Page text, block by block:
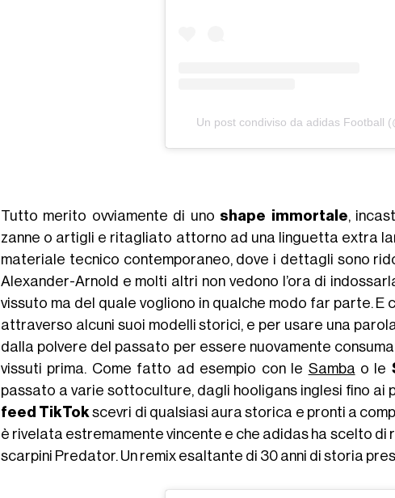
Un post condiviso da adidas Football
Tutto merito ovviamente di uno shape immortale,
zanne o artigli e ritagliato attorno ad una linguetta extra
materiale tecnico contemporaneo, dove i dettagli sono
Alexander-Arnold e molti altri non vedono l’ora di
vissuto ma del quale vogliono in qualche modo far parte.
attraverso alcuni suoi modelli storici, e per usare una
dalla polvere del passato per essere nuovamente
vissuti prima. Come fatto ad esempio con le Samba o le
passato a varie sottoculture, dagli hooligans inglesi fino ai
feed TikTok scevri di qualsiasi aura storica e pronti a
è rivelata estremamente vincente e che adidas ha scelto di
scarpini Predator. Un remix esaltante di 30 anni di storia